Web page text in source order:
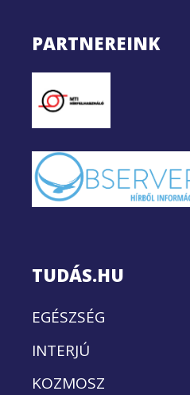
PARTNEREINK
TUDÁS.HU
EGÉSZSÉG
INTERJÚ
KOZMOSZ